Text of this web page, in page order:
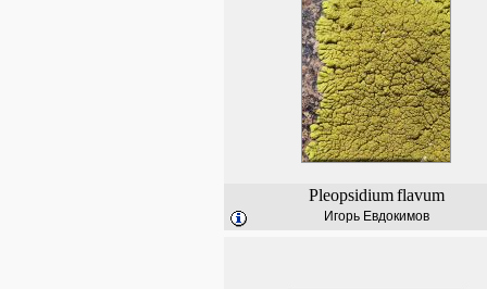
Pleopsidium flavum
Игорь Евдокимов